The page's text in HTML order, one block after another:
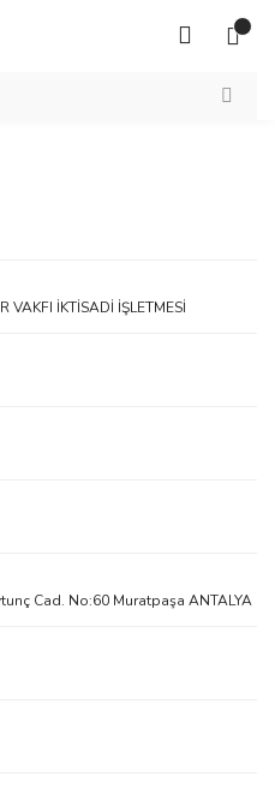
VAKFI İKTİSADİ İŞLETMESİ
Cad. No:60 Muratpaşa ANTALYA